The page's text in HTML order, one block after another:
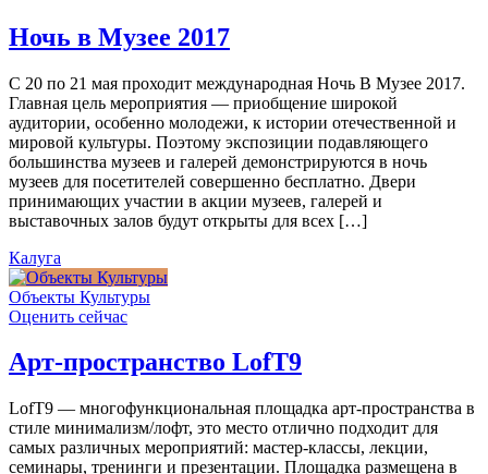
Ночь в Музее 2017
С 20 по 21 мая проходит международная Ночь В Музее 2017.
Главная цель мероприятия — приобщение широкой
аудитории, особенно молодежи, к истории отечественной и
мировой культуры. Поэтому экспозиции подавляющего
большинства музеев и галерей демонстрируются в ночь
музеев для посетителей совершенно бесплатно. Двери
принимающих участии в акции музеев, галерей и
выставочных залов будут открыты для всех […]
Калуга
Объекты Культуры
Оценить сейчас
Арт-пространство LofT9
LofT9 — многофункциональная площадка арт-пространства в
стиле минимализм/лофт, это место отлично подходит для
самых различных мероприятий: мастер-классы, лекции,
семинары, тренинги и презентации. Площадка размещена в